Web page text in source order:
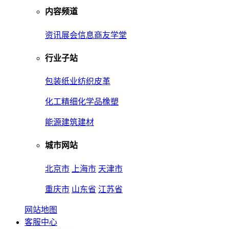
内容频道
资讯展会信息商友学堂
行业子站
包装纸业纺织皮革
化工精细化学品橡塑
能源建筑建材
城市网站
北京市 上海市 天津市
重庆市 山东省 江苏省
网站地图
客服中心